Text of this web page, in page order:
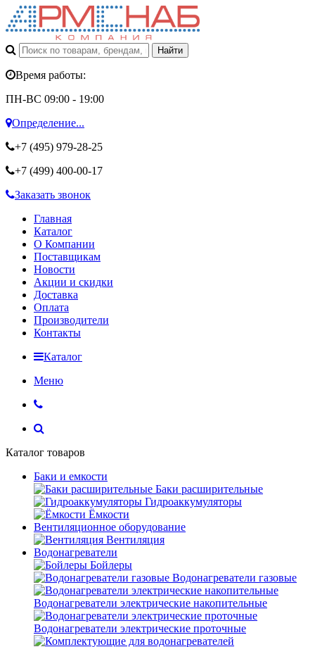
Время работы:
ПН-ВС 09:00 - 19:00
Определение...
+7 (495) 979-28-25
+7 (499) 400-00-17
Заказать звонок
Главная
Каталог
О Компании
Поставщикам
Новости
Акции и скидки
Доставка
Оплата
Производители
Контакты
Каталог
Меню
Каталог товаров
Баки и емкости
Баки расширительные
Гидроаккумуляторы
Ёмкости
Вентиляционное оборудование
Вентиляция
Водонагреватели
Бойлеры
Водонагреватели газовые
Водонагреватели электрические накопительные
Водонагреватели электрические проточные